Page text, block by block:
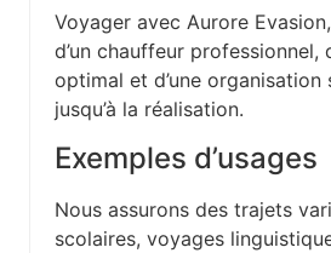
Voyager avec Aurore
d’un chauffeur professionnel,
optimal et d’une organisation
jusqu’à la réalisation.
Exemples d’usages
Nous assurons des trajets
scolaires, voyages